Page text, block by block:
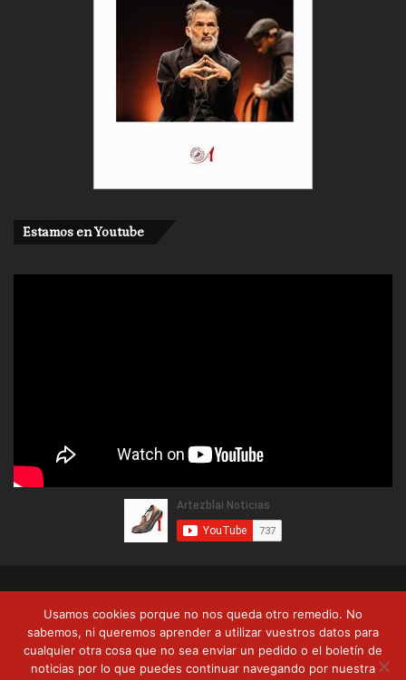
Estamos en Youtube
Política de privacidad
Términos y condiciones
Formas de pago
Envíos y devoluciones
Usamos cookies porque no nos queda otro remedio. No
sabemos, ni queremos aprender a utilizar vuestros datos para
cualquier otra cosa que no sea enviar un pedido o el boletín de
noticias por lo que puedes continuar navegando por nuestra